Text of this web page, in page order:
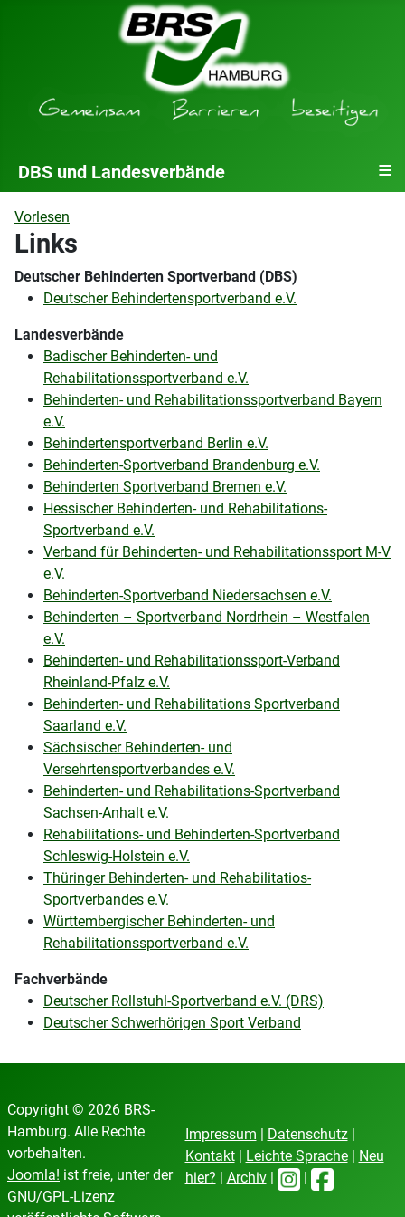
DBS und Landesverbände ≡
Vorlesen
Links
Deutscher Behinderten Sportverband (DBS)
Deutscher Behindertensportverband e.V.
Landesverbände
Badischer Behinderten- und
Rehabilitationssportverband e.V.
Behinderten- und Rehabilitationssportverband Bayern
e.V.
Behindertensportverband Berlin e.V.
Behinderten-Sportverband Brandenburg e.V.
Behinderten Sportverband Bremen e.V.
Hessischer Behinderten- und Rehabilitations-
Sportverband e.V.
Verband für Behinderten- und Rehabilitationssport M-V
e.V.
Behinderten-Sportverband Niedersachsen e.V.
Behinderten – Sportverband Nordrhein – Westfalen
e.V.
Behinderten- und Rehabilitationssport-Verband
Rheinland-Pfalz e.V.
Behinderten- und Rehabilitations Sportverband
Saarland e.V.
Sächsischer Behinderten- und
Versehrtensportverbandes e.V.
Behinderten- und Rehabilitations-Sportverband
Sachsen-Anhalt e.V.
Rehabilitations- und Behinderten-Sportverband
Schleswig-Holstein e.V.
Thüringer Behinderten- und Rehabilitatios-
Sportverbandes e.V.
Württembergischer Behinderten- und
Rehabilitationssportverband e.V.
Fachverbände
Deutscher Rollstuhl-Sportverband e.V. (DRS)
Deutscher Schwerhörigen Sport Verband
Copyright © 2026 BRS-
Hamburg. Alle Rechte
vorbehalten.
Joomla! ist freie, unter der
GNU/GPL-Lizenz
Impressum Datenschutz|
Kontakt| Leichte Sprache|
Neu
hier?
Archiv|